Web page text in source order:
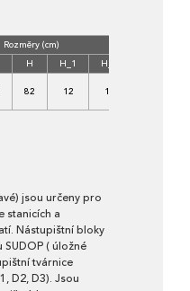
Rozměry (cm)
H H_1
H_2
82 12 18
jsou určeny pro
stanicích a
Nástupištní bloky
( úložné
tvárnice
D2, D3). Jsou